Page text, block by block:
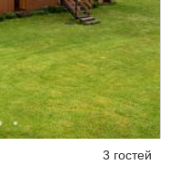
3 гостей